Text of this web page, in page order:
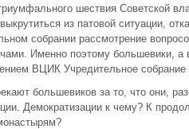
шествия Советской
из патовой ситуации,
собрании рассмотрение
Именно поэтому большевики,
ВЦИК Учредительное
большевиков за то, что они,
Демократизации к чему? К